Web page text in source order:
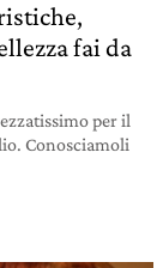
fai da
per il
Conosciamoli